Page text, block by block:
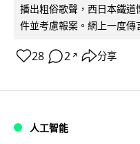
播出粗俗歌聲，西日本鐵
件並考慮報案。網上一度傳
28 2 ↗ 分享
人工智能